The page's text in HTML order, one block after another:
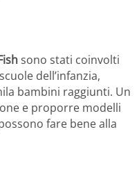
sono stati coinvolti
dell’infanzia,
bambini raggiunti. Un
e proporre modelli
fare bene alla